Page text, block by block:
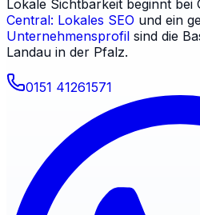
Lokale Sichtbarkeit beginnt bei
Central: Lokales SEO und ein
Unternehmensprofil sind die
Landau in der Pfalz.
0151 41261571